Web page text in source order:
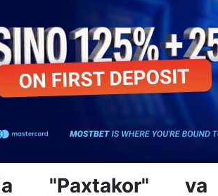
"Paxtakor" va